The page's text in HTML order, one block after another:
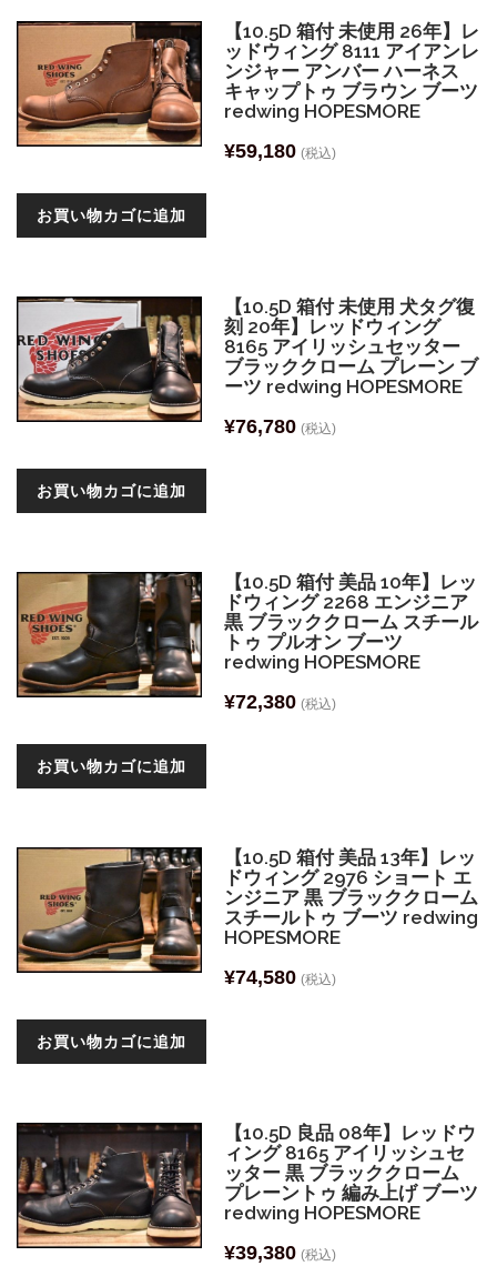
【10.5D 箱付 未使用 26年】レ
ッドウィング 8111 アイアンレ
ンジャー アンバー ハーネス
キャップトゥ ブラウン ブーツ
redwing HOPESMORE
¥59,180 (税込)
お買い物カゴに追加
【10.5D 箱付 未使用 犬タグ復
刻 20年】レッドウィング
8165 アイリッシュセッター
ブラッククローム プレーン ブ
ーツ redwing HOPESMORE
¥76,780 (税込)
お買い物カゴに追加
【10.5D 箱付 美品 10年】レッ
ドウィング 2268 エンジニア
黒 ブラッククローム スチール
トゥ プルオン ブーツ
redwing HOPESMORE
¥72,380 (税込)
お買い物カゴに追加
【10.5D 箱付 美品 13年】レッ
ドウィング 2976 ショート エ
ンジニア 黒 ブラッククローム
スチールトゥ ブーツ redwing
HOPESMORE
¥74,580 (税込)
お買い物カゴに追加
【10.5D 良品 08年】レッドウ
ィング 8165 アイリッシュセ
ッター 黒 ブラッククローム
プレーントゥ 編み上げ ブーツ
redwing HOPESMORE
¥39,380 (税込)